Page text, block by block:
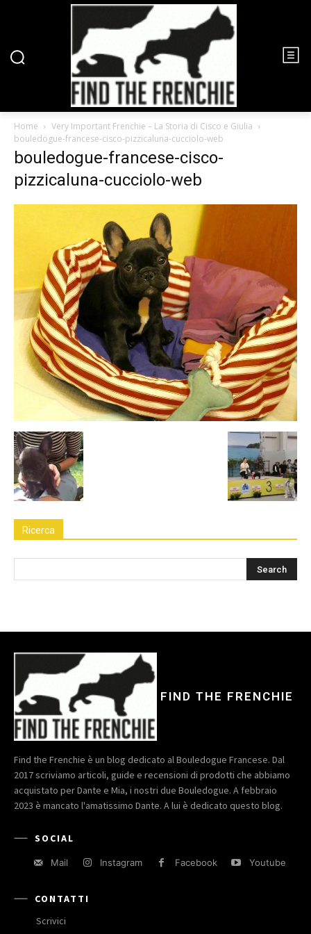
Home
Very Important Frenchie – La Storia di Cisco e Giulia
bouledogue-francese-cisco-pizzicaluna-cucciolo-web
bouledogue-francese-cisco-
pizzicaluna-cucciolo-web
Ricerca
FIND THE FRENCHIE
Find the Frenchie è un blog dedicato al Bouledogue Francese. Dal
2017 scriviamo articoli, guide e recensioni di prodotti che abbiamo
acquistato per Dante e Mia, i nostri due Bouledogue. A febbraio
2023 è mancato l'amatissimo Dante. A lui è dedicato questo blog.
SOCIAL
Mail Instagram Facebook Youtube
CONTATTI
Scrivici